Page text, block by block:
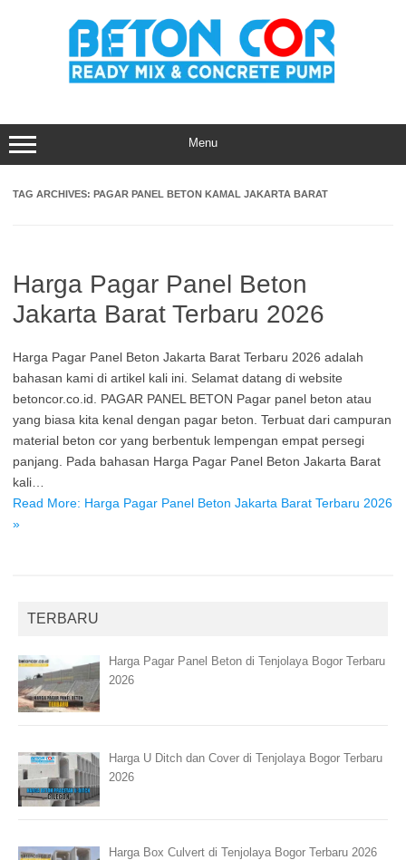
Menu
TAG ARCHIVES: PAGAR PANEL BETON KAMAL JAKARTA BARAT
Harga Pagar Panel Beton
Jakarta Barat Terbaru 2026
Harga Pagar Panel Beton Jakarta Barat Terbaru 2026 adalah
bahasan kami di artikel kali ini. Selamat datang di website
betoncor.co.id. PAGAR PANEL BETON Pagar panel beton atau
yang biasa kita kenal dengan pagar beton. Terbuat dari campuran
material beton cor yang berbentuk lempengan empat persegi
panjang. Pada bahasan Harga Pagar Panel Beton Jakarta Barat
kali…
Read More: Harga Pagar Panel Beton Jakarta Barat Terbaru 2026
»
TERBARU
Harga Pagar Panel Beton di Tenjolaya Bogor Terbaru
2026
Harga U Ditch dan Cover di Tenjolaya Bogor Terbaru
2026
Harga Box Culvert di Tenjolaya Bogor Terbaru 2026